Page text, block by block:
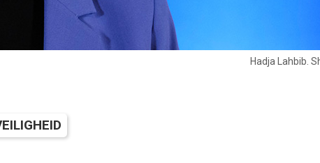
Hadja Lahbib.